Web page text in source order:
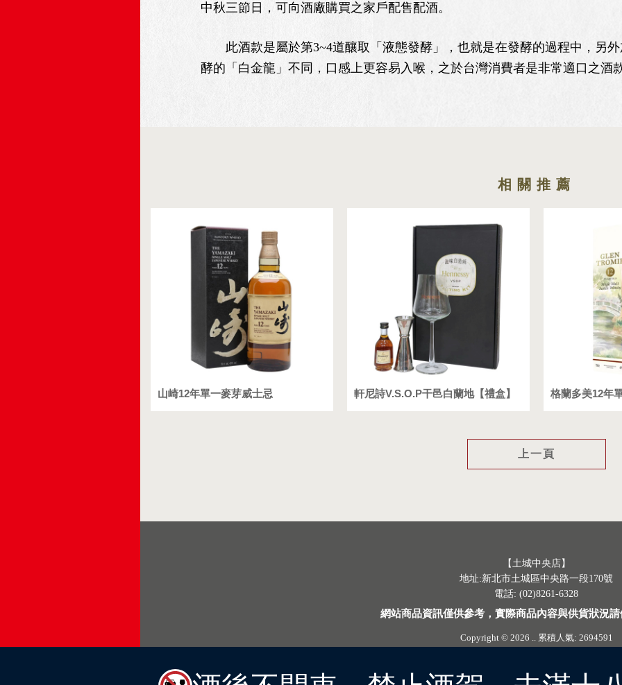
中秋三節日，可向酒廠購買之家戶配售配酒。
此酒款是屬於第3~4道釀取「液態發酵」，也就是在發酵的過程中，另外
酵的「白金龍」不同，口感上更容易入喉，之於台灣消費者是非常適口之酒
山崎12年單一麥芽威士忌 軒尼詩V.S.O.P干邑白蘭地【禮盒】 格蘭多美12年
上一頁
【土城中央店】
地址:新北市土城區中央路一段170號
電話: (02)8261-6328
網站商品資訊僅供參考，實際商品內容與供貨狀況
Copyright © 2026 .. 累積人氣: 2694591